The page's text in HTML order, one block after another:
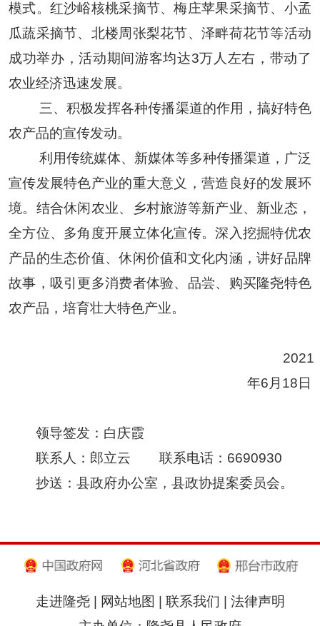
模式。红沙峪核桃采摘节、梅庄苹果采摘节、小孟
瓜蔬采摘节、北楼周张梨花节、泽畔荷花节等活动
成功举办，活动期间游客均达3万人左右，带动了
农业经济迅速发展。
三、积极发挥各种传播渠道的作用， 搞好特色
农产品的宣传发动。
利用传统媒体、新媒体等多种传播渠道，广泛
宣传发展特色产业的重大意义，营造良好的发展环
境。结合休闲农业、乡村旅游等新产业、新业态，
全方位、多角度开展立体化宣传。深入挖掘特优农
产品的生态价值、休闲价值和文化内涵，讲好品牌
故事，吸引更多消费者体验、品尝、购买隆尧特色
农产品，培育壮大特色产业。
2021
年6 月 18 日
领导签发： 白庆霞
联系人： 郎立云 联系电话： 6690930
抄送：县政府办公室 ，县政协提案委员会。
走进隆尧| 网站地图 | 联系我们 | 法律声明